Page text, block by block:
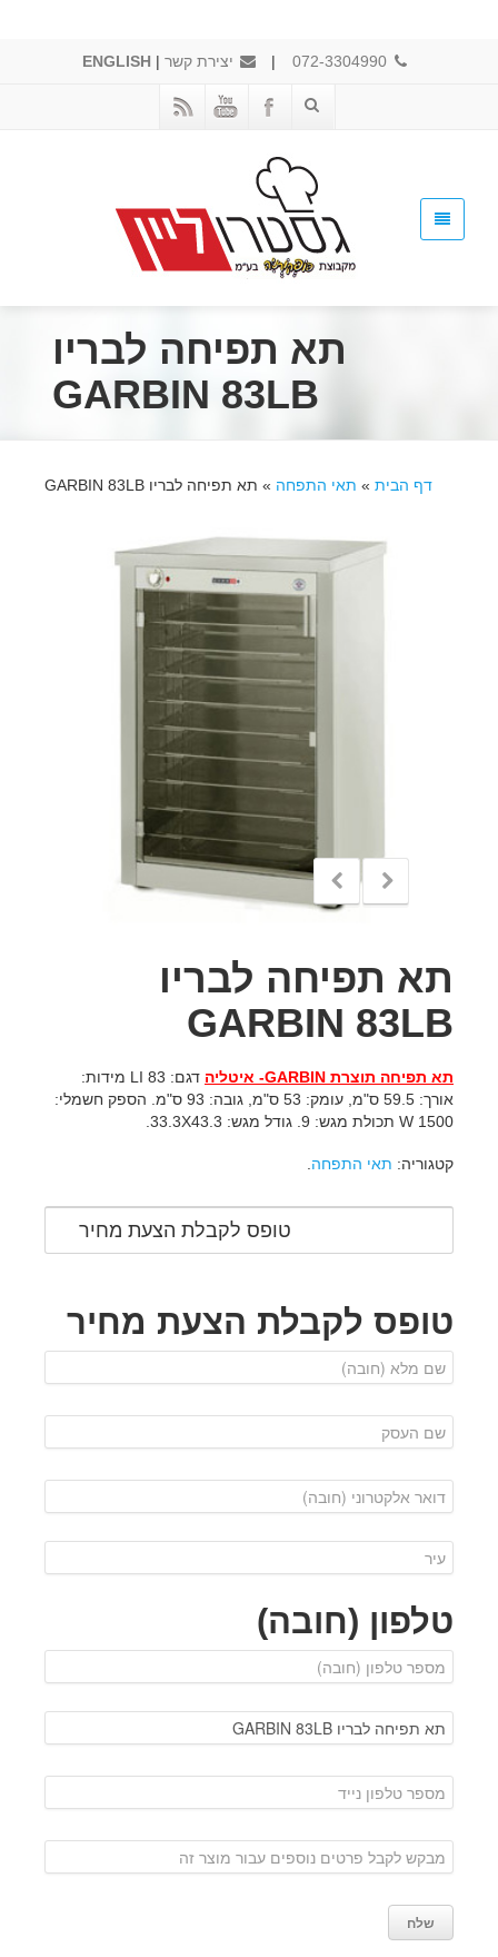
072-3304990
| יצירת קשר |
ENGLISH
תא תפיחה לבריו
GARBIN 83LB
דף הבית » תאי התפחה » תא תפיחה לבריו GARBIN 83LB
תא תפיחה לבריו
GARBIN 83LB
תא תפיחה תוצרת GARBIN- איטליה
דגם: 83 LI מידות:
אורך: 59.5 ס"מ, עומק: 53 ס"מ, גובה: 93 ס"מ. הספק חשמלי:
1500 W תכולת מגש: 9. גודל מגש: 33.3X43.3.
קטגוריה: תאי התפחה
טופס לקבלת הצעת מחיר
טופס לקבלת הצעת מחיר
טלפון (חובה)